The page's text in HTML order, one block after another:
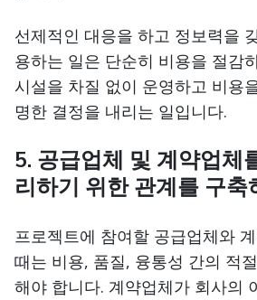
선제적인 대응을 하고 정보력을
용하는 일은 단순히 비용을 절감
시설을 차질 없이 운영하고 비용
명한 결정을 내리는 일입니다.
5. 공급업체 및 계약업체
리하기 위한 관계를 구축
프로젝트에 참여할 공급업체와
때는 비용, 품질, 융통성 간의 적
해야 합니다. 계약업체가 회사의